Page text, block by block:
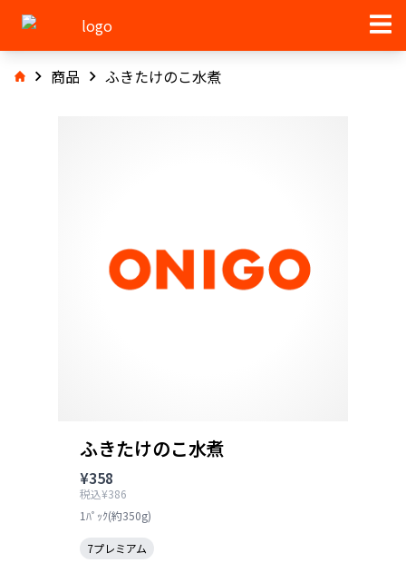
商品 ふきたけのこ水煮
ふきたけのこ水煮
¥358
税込¥386
1ﾊﾟｯｸ(約350g)
7プレミアム